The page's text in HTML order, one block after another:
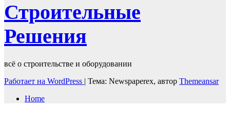
Строительные
Решения
всё о строительстве и оборудовании
Работает на WordPress | Тема: Newspaperex, автор Themeansar
Home